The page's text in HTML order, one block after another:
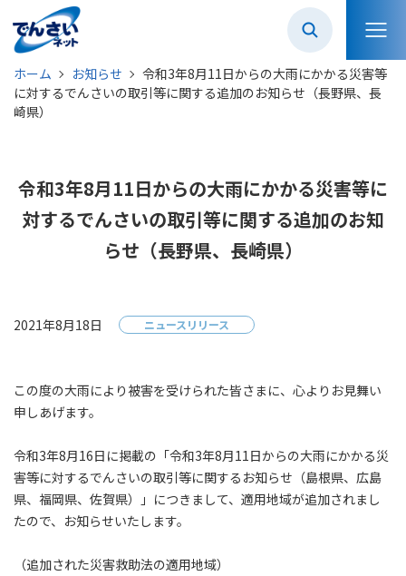
ホーム お知らせ
令和3年8月11日からの大雨にかかる災害等
に対するでんさいの取引等に関する追加のお知らせ（長野県、長
崎県）
令和3年8月11日からの大雨にかかる災害等に
対するでんさいの取引等に関する追加のお知
らせ（長野県、長崎県）
2021年8月18日 ニュースリリース
この度の大雨により被害を受けられた皆さまに、心よりお見舞い
申しあげます。
令和3年8月16日に掲載の「令和3年8月11日からの大雨にかかる災
害等に対するでんさいの取引等に関するお知らせ（島根県、広島
県、福岡県、佐賀県）」につきまして、適用地域が追加されまし
たので、お知らせいたします。
（追加された災害救助法の適用地域）